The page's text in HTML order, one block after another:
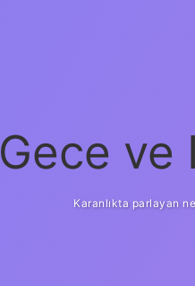
Gece ve
Karanlıkta parlayan